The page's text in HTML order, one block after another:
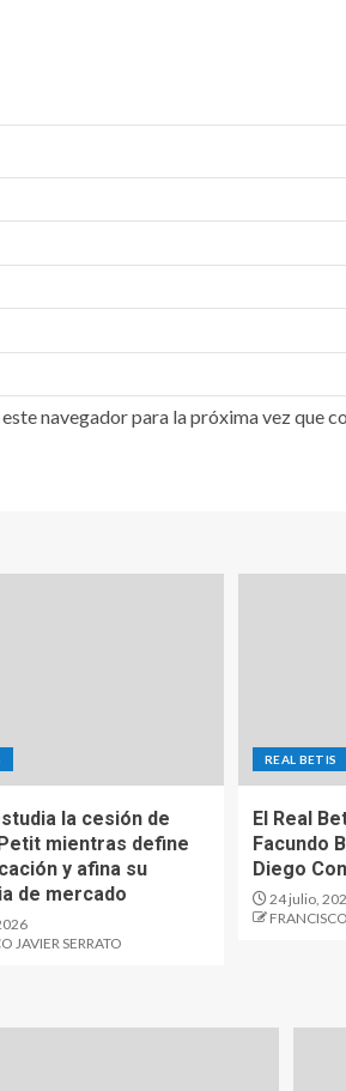
navegador para la próxima vez que
la cesión de
mientras define
y afina su
de mercado
JAVIER SERRATO
REAL BETIS
El Real
Facundo
Diego
24 julio,